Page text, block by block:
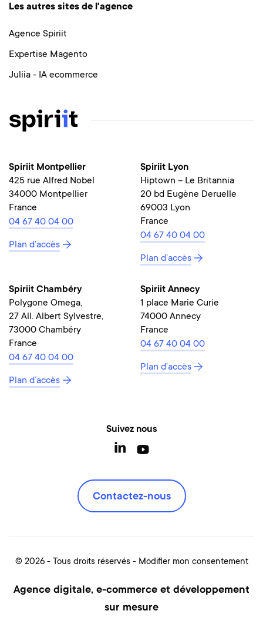
Les autres sites de l'agence
Agence Spiriit
Expertise Magento
Juliia - IA ecommerce
Spiriit Montpellier
425 rue Alfred Nobel
34000 Montpellier
France
04 67 40 04 00
Plan d’accès
Spiriit Lyon
Hiptown – Le Britannia
20 bd Eugène Deruelle
69003 Lyon
France
04 67 40 04 00
Plan d’accès
Spiriit Chambéry
Polygone Omega,
27 All. Albert Sylvestre,
73000 Chambéry
France
04 67 40 04 00
Plan d’accès
Spiriit Annecy
1 place Marie Curie
74000 Annecy
France
04 67 40 04 00
Plan d’accès
Suivez nous
Contactez-nous
© 2026 - Tous droits réservés Modifier mon consentement
Agence digitale, e-commerce et développement
sur mesure